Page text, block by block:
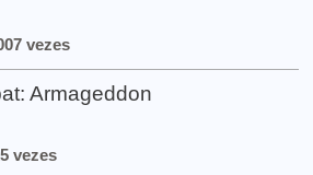
vezes
Armageddon
vezes